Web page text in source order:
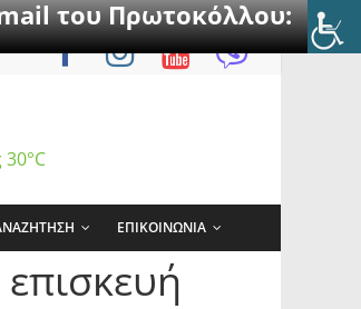
του Πρωτοκόλλου:
30°C
ΕΠΙΚΟΙΝΩΝΙΑ